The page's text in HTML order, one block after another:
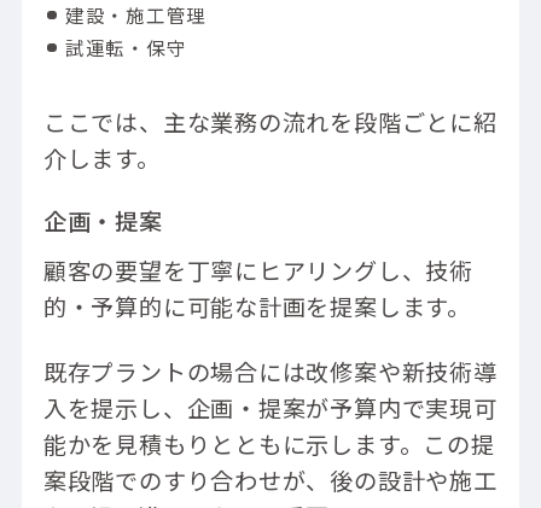
建設・施工管理
試運転・保守
ここでは、主な業務の流れを段階ごとに紹
介します。
企画・提案
顧客の要望を丁寧にヒアリングし、技術
的・予算的に可能な計画を提案します。
既存プラントの場合には改修案や新技術導
入を提示し、企画・提案が予算内で実現可
能かを見積もりとともに示します。この提
案段階でのすり合わせが、後の設計や施工